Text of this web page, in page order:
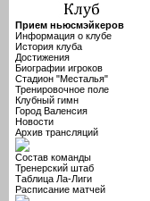
Прием ньюсмэйкеров
Информация о клубе
История клуба
Достижения
Биографии игроков
Стадион "Месталья"
Тренировочное поле
Клубный гимн
Город Валенсия
Новости
Архив трансляций
Состав команды
Тренерский штаб
Таблица Ла-Лиги
Расписание матчей